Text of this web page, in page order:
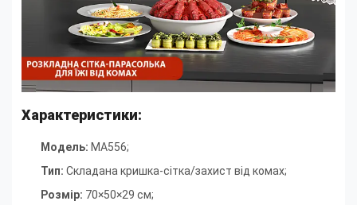
Характеристики:
Модель: MA556;
Тип: Складана кришка-сітка/захист від комах;
Розмір: 70×50×29 см;